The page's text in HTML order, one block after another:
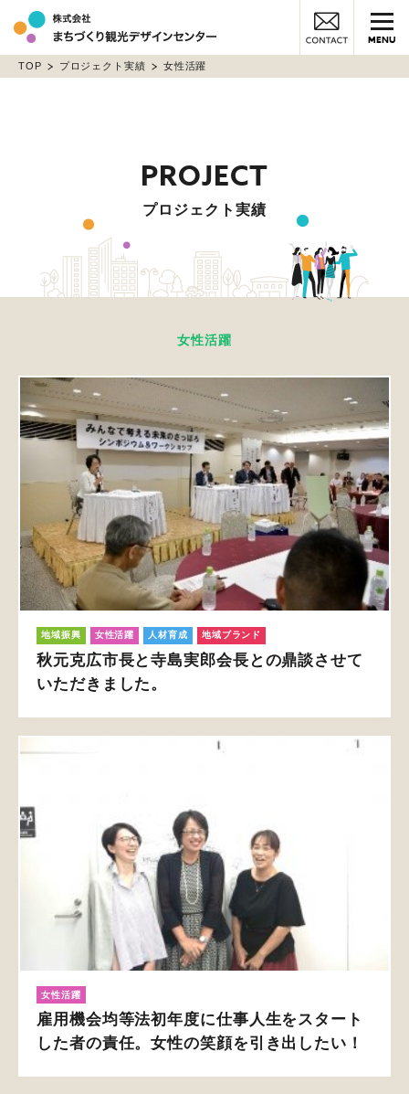
MENU
TOP プロジェクト実績 女性活躍
プロジェクト実績
女性活躍
地域振興 女性活躍 人材育成 地域ブランド
秋元克広市長と寺島実郎会長との鼎談させて
いただきました。
女性活躍
雇用機会均等法初年度に仕事人生をスタート
した者の責任。女性の笑顔を引き出したい！